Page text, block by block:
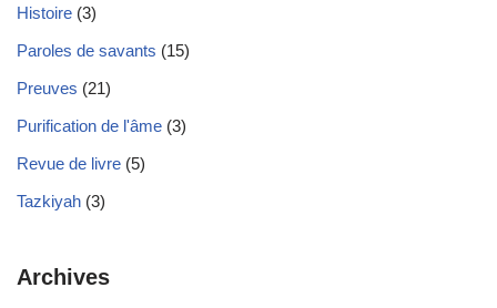
Histoire (3)
Paroles de savants (15)
Preuves (21)
Purification de l'âme (3)
Revue de livre (5)
Tazkiyah (3)
Archives